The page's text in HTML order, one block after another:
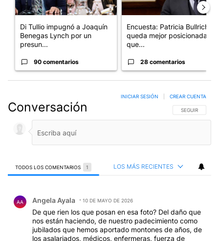
Di Tullio impugnó a Joaquín
Benegas Lynch por un
presun...
90 comentarios
Encuesta: Patricia Bullrich
queda mejor posicionada
que...
28 comentarios
Conversación SIGA ESTA
SEGUIR
INICIAR SESIÓN CREAR CUENTA
TODOS LOS COMENTARIOS 1 LOS MÁS RECIENTES
AA Angela Ayala 10 DE MAYO DE 2026
De que rien los que posan en esa foto? Del daño que
nos están haciendo, de nuestro padecimiento como
jubilados que hemos aportado montones de años, de
los asalariados, médicos, enfermeras, fuerza de